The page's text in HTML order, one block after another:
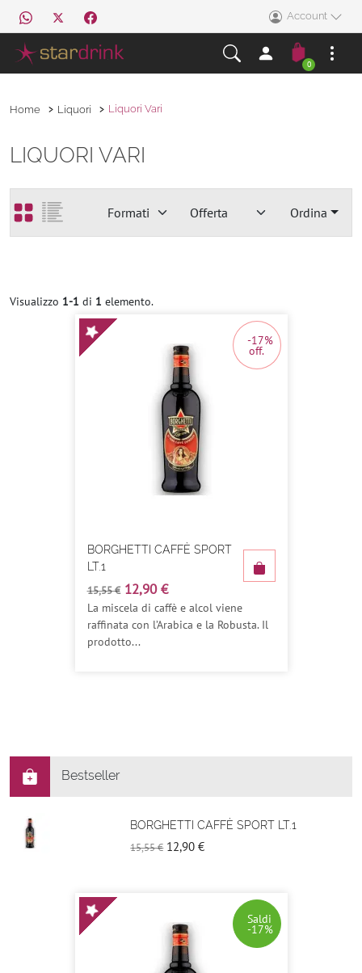
Account
0
Home Liquori Liquori Vari
LIQUORI VARI
Ordina
Visualizzo 1-1 di 1 elemento.
-17%
off.
BORGHETTI CAFFÈ SPORT
LT.1
15,55 €12,90 €
La miscela di caffè e alcol viene
raffinata con l’Arabica e la Robusta. Il
prodotto...
Bestseller
BORGHETTI CAFFÈ SPORT LT.1
15,55 €12,90 €
Saldi
-17%